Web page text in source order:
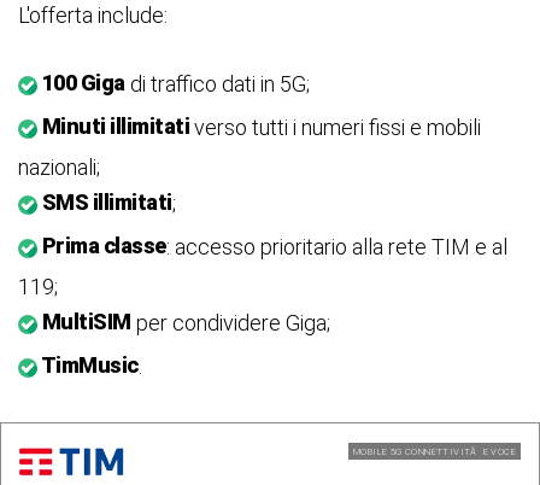
L'offerta include:
100 Gigadi traffico dati in 5G;
Minuti illimitativerso tutti i numeri fissi e mobili
nazionali;
SMS illimitati;
Prima classe: accesso prioritario alla rete TIM e al
119;
MultiSIM per condividere Giga;
TimMusic.
MOBILE 5G CONNETTIVITÃ E VOCE